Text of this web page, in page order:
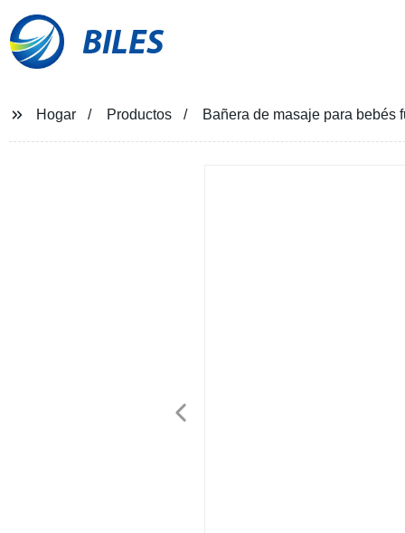
BILES
Hogar Productos Bañera de masaje para bebés